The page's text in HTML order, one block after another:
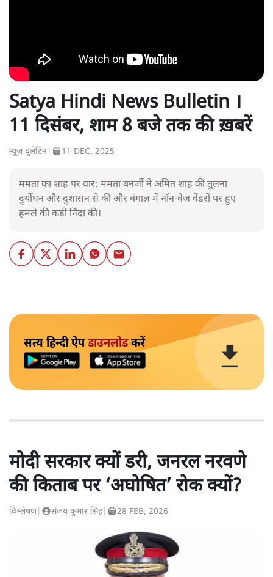
Satya Hindi News Bulletin ।
11 दिसंबर, शाम 8 बजे तक की ख़बरें
न्यूज़ बुलेटिन 11 DEC, 2025
ममता का शाह पर वार: ममता बनर्जी ने अमित शाह की तुलना
दुर्योधन और दुशासन से की और बंगाल में नॉन-वेज वेंडरों पर हुए
हमले की कड़ी निंदा की।
सत्य हिन्दी ऐपडाउनलोडकरें
मोदी सरकार क्यों डरी, जनरल नरवणे
की किताब पर ‘अघोषित’ रोक क्यों?
विश्लेषण| संजय कुमार सिंह| 28 FEB, 2026